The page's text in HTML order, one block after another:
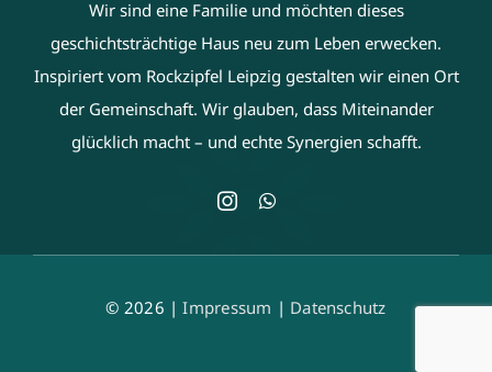
Wir sind eine Familie und möchten dieses
geschichtsträchtige Haus neu zum Leben erwecken.
Inspiriert vom Rockzipfel Leipzig gestalten wir einen Ort
der Gemeinschaft. Wir glauben, dass Miteinander
glücklich macht – und echte Synergien schafft.
© 2026 |Impressum | Datenschutz